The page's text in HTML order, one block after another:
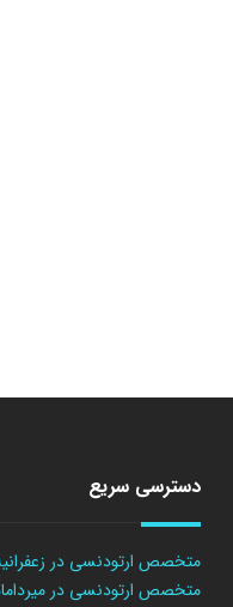
دسترسی سریع
متخصص ارتودنسی در
متخصص ارتودنسی در